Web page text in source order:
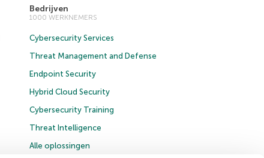
Bedrijven
1000 WERKNEMERS
Cybersecurity Services
Threat Management and Defense
Endpoint Security
Hybrid Cloud Security
Cybersecurity Training
Threat Intelligence
Alle oplossingen